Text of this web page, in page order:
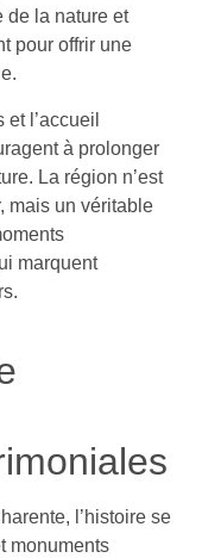
de la nature et
pour offrir une
l’accueil
à prolonger
La région n’est
mais un véritable
marquent
l’histoire se
monuments